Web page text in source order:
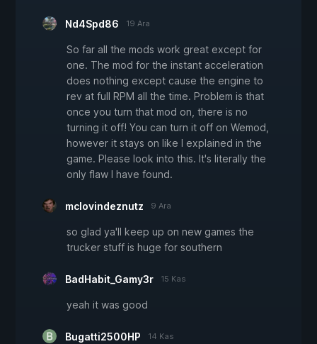
Nd4Spd86 19 Ara
So far all the mods work great except for
one. The mod for the instant acceleration
does nothing except cause the engine to
rev at full RPM all the time. Problem is that
once you turn that mod on, there is no
turning it off! You can turn it off on Wemod,
however it stays on like I explained in the
game. Please look into this. It's literally the
only flaw I have found.
mclovindeznutz 9 Ara
so glad ya'll keep up on new games the
trucker stuff is huge for southern
BadHabit_Gamy3r 15 Kas
yeah it was good
Bugatti2500HP 14 Kas